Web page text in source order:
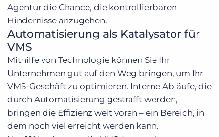
Agentur die Chance, die kontrollierbaren
Hindernisse anzugehen.
Automatisierung als Katalysator für
VMS
Mithilfe von Technologie können Sie Ihr
Unternehmen gut auf den Weg bringen, um Ihr
VMS-Geschäft zu optimieren. Interne Abläufe, die
durch Automatisierung gestrafft werden,
bringen die Effizienz weit voran – ein Bereich, in
dem noch viel erreicht werden kann.